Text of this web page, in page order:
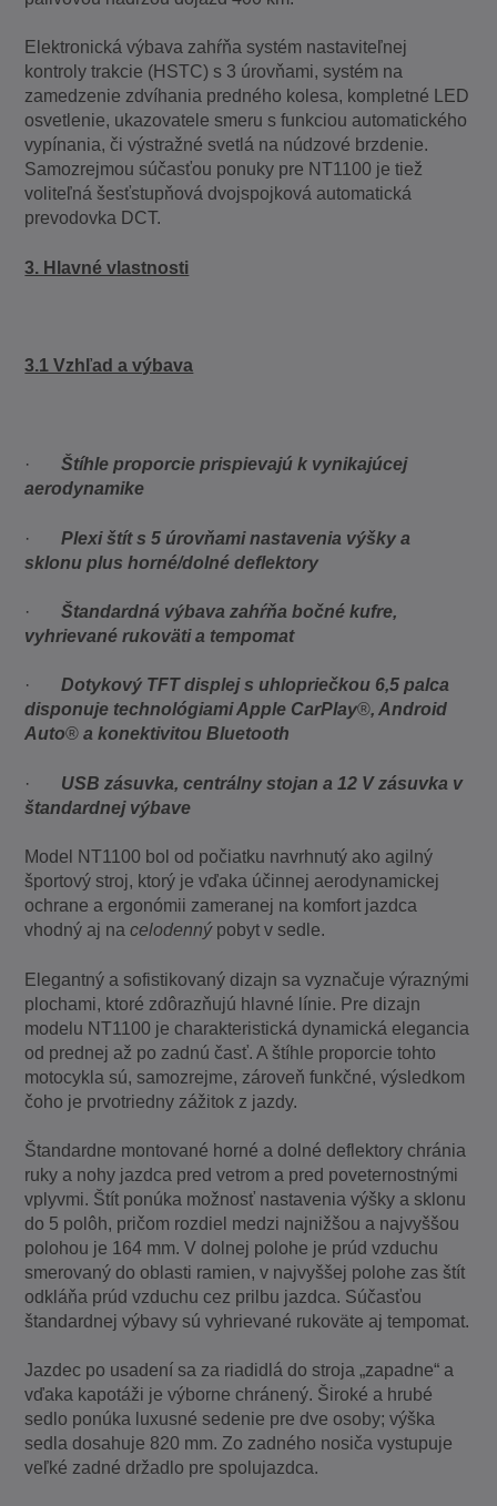
Elektronická výbava zahŕňa systém nastaviteľnej
kontroly trakcie (HSTC) s 3 úrovňami, systém na
zamedzenie zdvíhania predného kolesa, kompletné LED
osvetlenie, ukazovatele smeru s funkciou automatického
vypínania, či výstražné svetlá na núdzové brzdenie.
Samozrejmou súčasťou ponuky pre NT1100 je tiež
voliteľná šesťstupňová dvojspojková automatická
prevodovka DCT.
3. Hlavné vlastnosti
3.1 Vzhľad a výbava
·Štíhle proporcie prispievajú k vynikajúcej
aerodynamike
·Plexi štít s 5 úrovňami nastavenia výšky a
sklonu plus horné/dolné deflektory
·Štandardná výbava zahŕňa bočné kufre,
vyhrievané rukoväti a tempomat
·Dotykový TFT displej s uhlopriečkou 6,5 palca
disponuje technológiami Apple CarPlay®, Android
Auto® a konektivitou Bluetooth
· USB zásuvka, centrálny stojan a 12 V zásuvka v
štandardnej výbave
Model NT1100 bol od počiatku navrhnutý ako agilný
športový stroj, ktorý je vďaka účinnej aerodynamickej
ochrane a ergonómii zameranej na komfort jazdca
vhodný aj nacelodennýpobyt v sedle.
Elegantný a sofistikovaný dizajn sa vyznačuje výraznými
plochami, ktoré zdôrazňujú hlavné línie. Pre dizajn
modelu NT1100 je charakteristická dynamická elegancia
od prednej až po zadnú časť. A štíhle proporcie tohto
motocykla sú, samozrejme, zároveň funkčné, výsledkom
čoho je prvotriedny zážitok z jazdy.
Štandardne montované horné a dolné deflektory chránia
ruky a nohy jazdca pred vetrom a pred poveternostnými
vplyvmi. Štít ponúka možnosť nastavenia výšky a sklonu
do 5 polôh, pričom rozdiel medzi najnižšou a najvyššou
polohou je 164 mm. V dolnej polohe je prúd vzduchu
smerovaný do oblasti ramien, v najvyššej polohe zas štít
odkláňa prúd vzduchu cez prilbu jazdca. Súčasťou
štandardnej výbavy sú vyhrievané rukoväte aj tempomat.
Jazdec po usadení sa za riadidlá do stroja „zapadne“ a
vďaka kapotáži je výborne chránený. Široké a hrubé
sedlo ponúka luxusné sedenie pre dve osoby; výška
sedla dosahuje 820 mm. Zo zadného nosiča vystupuje
veľké zadné držadlo pre spolujazdca.